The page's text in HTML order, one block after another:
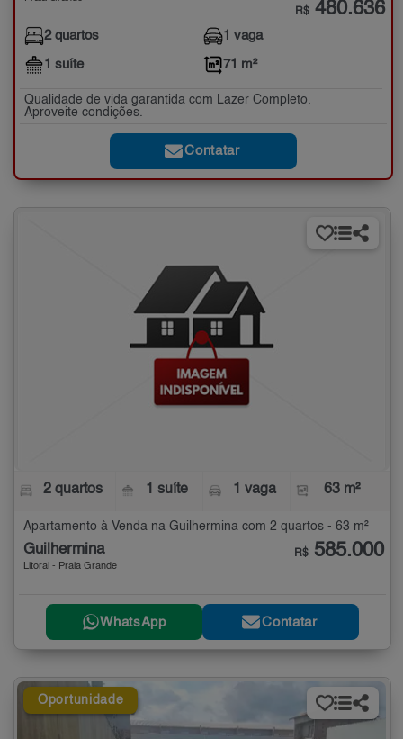
R$ 480.636
2 quartos
1 suíte
1 vaga
71 m²
Qualidade de vida garantida com Lazer Completo.
Aproveite condições.
Contatar
2 quartos 1 suíte 1 vaga 63 m²
Apartamento à Venda na Guilhermina com 2 quartos - 63 m²
Guilhermina
Litoral - Praia Grande
R$ 585.000
WhatsApp Contatar
Oportunidade